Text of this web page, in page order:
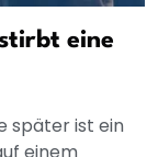
eine
später ist ein
einem